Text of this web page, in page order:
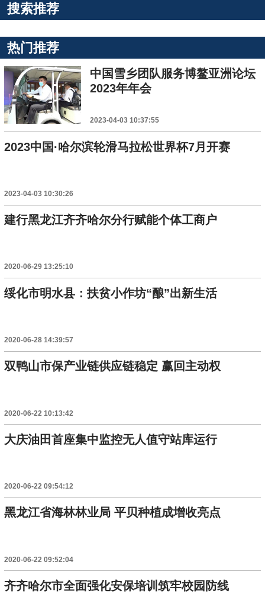
搜索推荐
热门推荐
中国雪乡团队服务博鳌亚洲论坛
2023年年会
2023-04-03 10:37:55
2023中国·哈尔滨轮滑马拉松世界杯7月开赛
2023-04-03 10:30:26
建行黑龙江齐齐哈尔分行赋能个体工商户
2020-06-29 13:25:10
绥化市明水县：扶贫小作坊“酿”出新生活
2020-06-28 14:39:57
双鸭山市保产业链供应链稳定 赢回主动权
2020-06-22 10:13:42
大庆油田首座集中监控无人值守站库运行
2020-06-22 09:54:12
黑龙江省海林林业局 平贝种植成增收亮点
2020-06-22 09:52:04
齐齐哈尔市全面强化安保培训筑牢校园防线